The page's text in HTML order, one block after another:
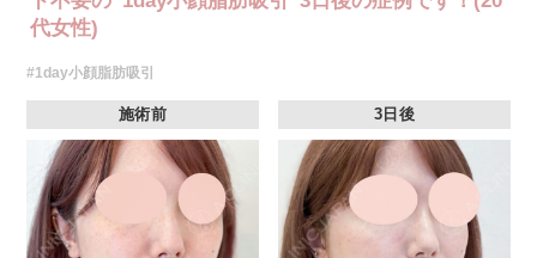
代女性)
#1day小顔脂肪吸引
施術前 3日後